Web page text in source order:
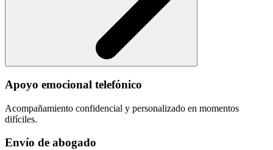
Apoyo emocional telefónico
Acompañamiento confidencial y personalizado en momentos
difíciles.
Envío de abogado